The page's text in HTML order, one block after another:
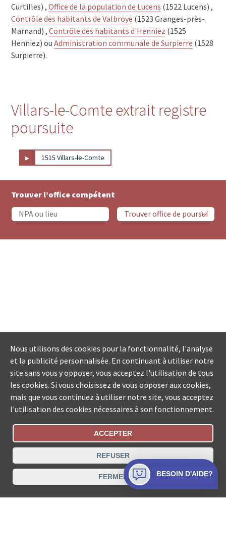
Curtilles) ,Office de la population de Lucens (1522 Lucens) ,
Contrôle des habitants de Valbroye (1523 Granges-près-
Marnand) ,Contrôle des habitants d'Henniez (1525
Henniez) ouAdministration communale de Surpierre (1528
Surpierre).
Villars-le-Comte extrait registre
poursuite
▸ 1515 Villars-le-Comte
Trouver l’office compétent
Statut De La Commande
Recherche des offices de Suisse
Protection des données Mentions légales
Conditions d’utilisation Contact
Nous utilisons des cookies pour la fonctionnalité, l'analyse
et la publicité personnalisée. En continuant à utiliser notre
site sans vous y opposer, vous acceptez l'utilisation de tous
les cookies. Si vous choisissez de vous opposer aux cookies,
mais que vous continuez à utiliser notre site, vous acceptez
l'utilisation des cookies nécessaires à son fonctionnement.
ACCEPTER
REFUSER
FERMER BESOIN D'AIDE?